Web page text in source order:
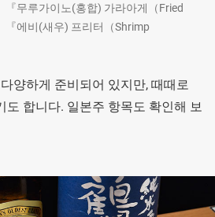
『무루가이노(홍합) 가라아게（Fried
『에비(새우) 프리터（Shrimp
양하게 준비되어 있지만, 때때로
도 합니다. 일본주 항목도 확인해 보